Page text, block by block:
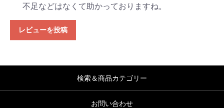
不足などはなくて助かっておりますね。
レビューを投稿
検索＆商品カテゴリー
お問い合わせ